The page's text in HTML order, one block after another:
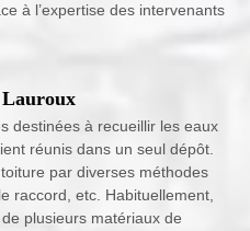
à l’expertise des intervenants
Lauroux
destinées à recueillir les eaux
réunis dans un seul dépôt.
par diverses méthodes
raccord, etc. Habituellement,
plusieurs matériaux de